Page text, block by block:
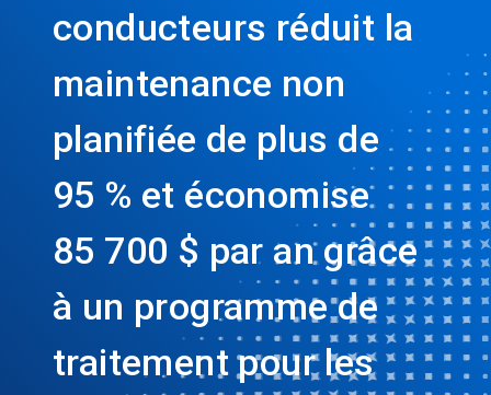
conducteurs réduit la
maintenance non
planifiée de plus de
95 % et économise
85 700 $ par an grâce
à un programme de
traitement pour les